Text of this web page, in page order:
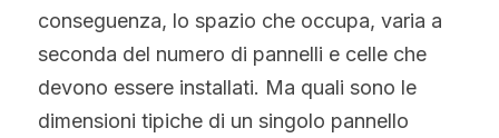
Svezia
Greco
conseguenza, lo spazio che occupa, varia a
seconda del numero di pannelli e celle che
devono essere installati. Ma quali sono le
dimensioni tipiche di un singolo pannello